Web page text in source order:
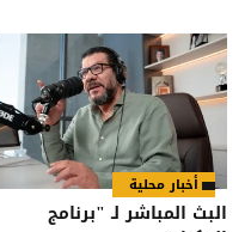
أخبار محلية
البث المباشر لـ "برنامج